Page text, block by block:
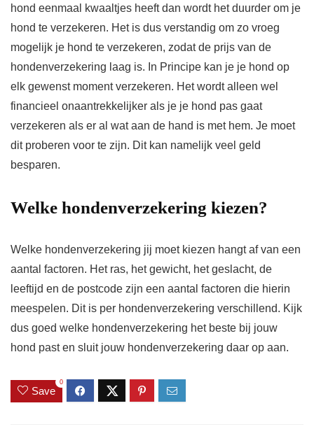
hond eenmaal kwaaltjes heeft dan wordt het duurder om je
hond te verzekeren. Het is dus verstandig om zo vroeg
mogelijk je hond te verzekeren, zodat de prijs van de
hondenverzekering laag is. In Principe kan je je hond op
elk gewenst moment verzekeren. Het wordt alleen wel
financieel onaantrekkelijker als je je hond pas gaat
verzekeren als er al wat aan de hand is met hem. Je moet
dit proberen voor te zijn. Dit kan namelijk veel geld
besparen.
Welke hondenverzekering kiezen?
Welke hondenverzekering jij moet kiezen hangt af van een
aantal factoren. Het ras, het gewicht, het geslacht, de
leeftijd en de postcode zijn een aantal factoren die hierin
meespelen. Dit is per hondenverzekering verschillend. Kijk
dus goed welke hondenverzekering het beste bij jouw
hond past en sluit jouw hondenverzekering daar op aan.
Save
0